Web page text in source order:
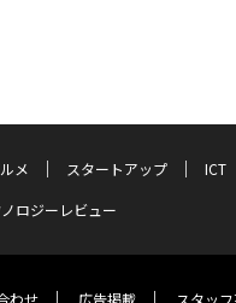
メ スタートアップ
ICT
ロジーレビュー
わせ 広告掲載 スタッ